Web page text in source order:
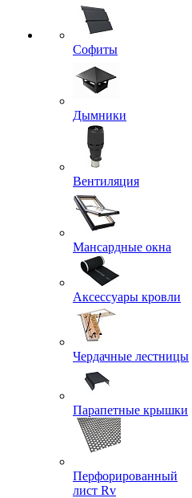
Софиты
Дымники
Вентиляция
Мансардные окна
Аксессуары кровли
Чердачные лестницы
Парапетные крышки
Перфорированный
лист Rv